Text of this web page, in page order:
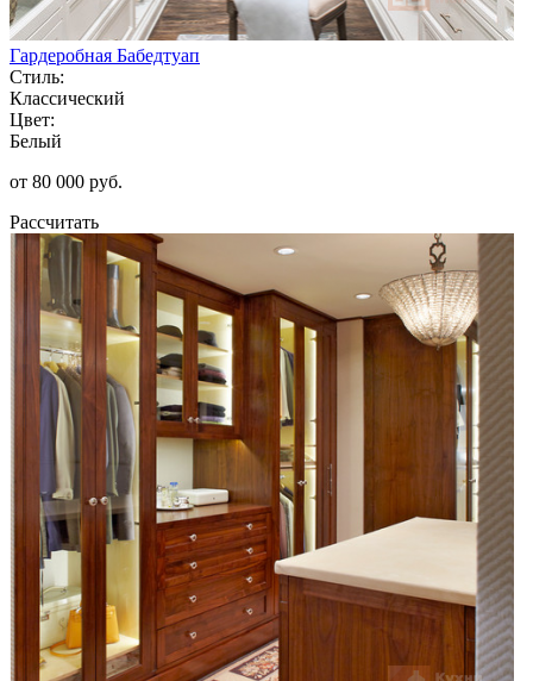
Гардеробная Бабедтуап
Стиль:
Классический
Цвет:
Белый
от 80 000 руб.
Рассчитать